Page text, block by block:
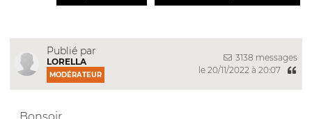
Publié par
LORELLA
MODÉRATEUR
3138 messages
le 20/11/2022 à 20:07
Bonsoir